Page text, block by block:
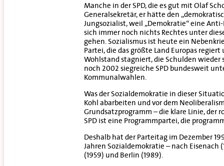
Manche in der SPD, die es gut mit Olaf
Generalsekretär, er hätte den
Jungsozialist, weil „Demokratie“ eine
sich immer noch nichts Rechtes unter
gehen. Sozialismus ist heute ein
Partei, die das größte Land Europas
Wohlstand stagniert, die Schulden wieder
noch 2002 siegreiche SPD bundesweit
Kommunalwahlen.
Was der Sozialdemokratie in dieser
Kohl abarbeiten und vor dem
Grundsatzprogramm – die klare Linie, der
SPD ist eine Programmpartei, die
Deshalb hat der Parteitag im Dezember
Jahren Sozialdemokratie – nach Eisenach
(1959) und Berlin (1989).